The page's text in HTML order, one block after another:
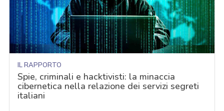
IL RAPPORTO
Spie, criminali e hacktivisti: la minaccia
cibernetica nella relazione dei servizi segreti
italiani